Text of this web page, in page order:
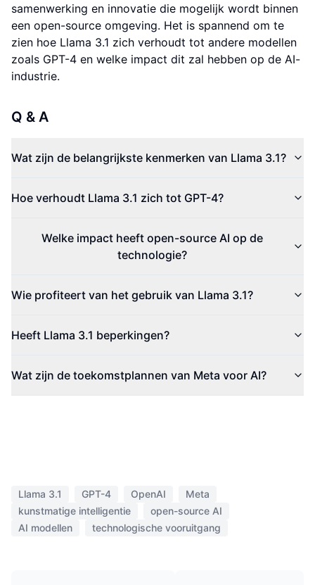
samenwerking en innovatie die mogelijk wordt binnen
een open-source omgeving. Het is spannend om te
zien hoe Llama 3.1 zich verhoudt tot andere modellen
zoals GPT-4 en welke impact dit zal hebben op de AI-
industrie.
Q & A
Wat zijn de belangrijkste kenmerken van Llama 3.1?
Hoe verhoudt Llama 3.1 zich tot GPT-4?
Welke impact heeft open-source AI op de
technologie?
Wie profiteert van het gebruik van Llama 3.1?
Heeft Llama 3.1 beperkingen?
Wat zijn de toekomstplannen van Meta voor AI?
Llama 3.1 GPT-4 OpenAI
Meta
kunstmatige intelligentie
open-source AI
AI modellen
technologische vooruitgang